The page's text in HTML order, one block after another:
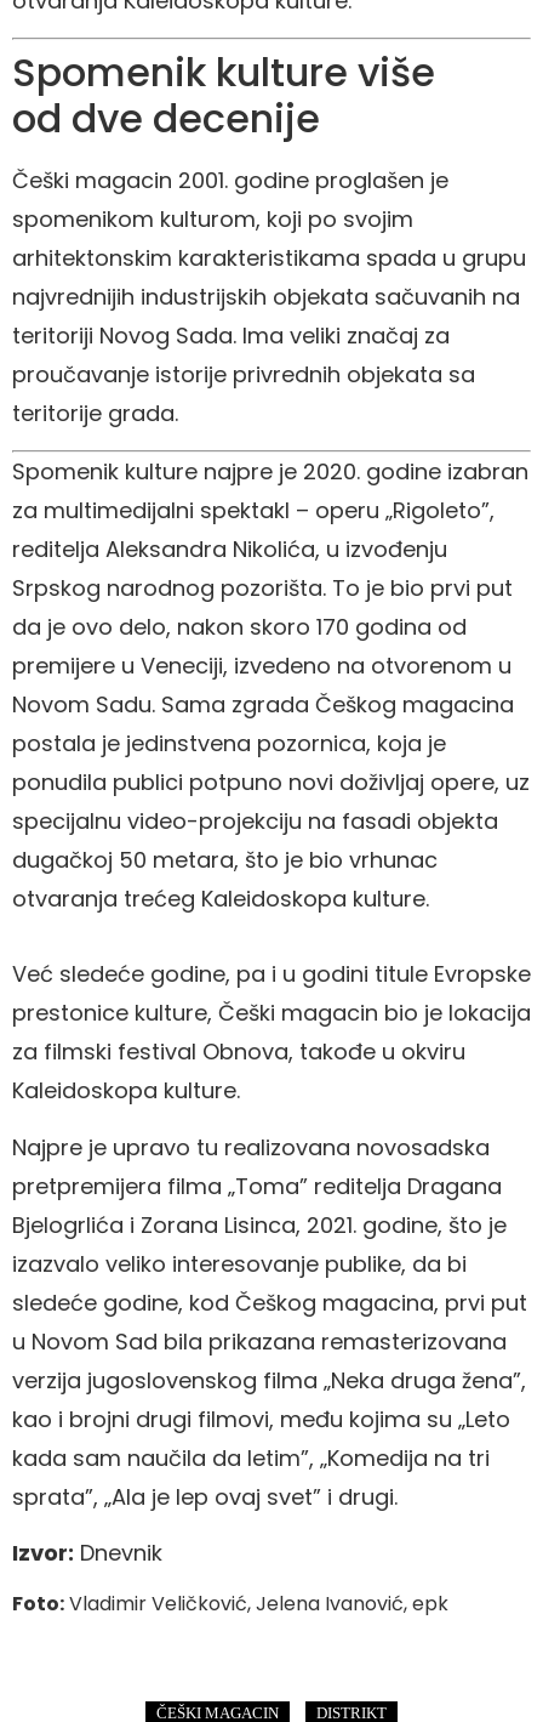
Spomenik kulture više
od dve decenije
Češki magacin 2001. godine proglašen je
spomenikom kulturom, koji po svojim
arhitektonskim karakteristikama spada u grupu
najvrednijih industrijskih objekata sačuvanih na
teritoriji Novog Sada. Ima veliki značaj za
proučavanje istorije privrednih objekata sa
teritorije grada.
Spomenik kulture najpre je 2020. godine izabran
za multimedijalni spektakl – operu „Rigoleto”,
reditelja Aleksandra Nikolića, u izvođenju
Srpskog narodnog pozorišta. To je bio prvi put
da je ovo delo, nakon skoro 170 godina od
premijere u Veneciji, izvedeno na otvorenom u
Novom Sadu. Sama zgrada Češkog magacina
postala je jedinstvena pozornica, koja je
ponudila publici potpuno novi doživljaj opere, uz
specijalnu video-projekciju na fasadi objekta
dugačkoj 50 metara, što je bio vrhunac
otvaranja trećeg Kaleidoskopa kulture.
Već sledeće godine, pa i u godini titule Evropske
prestonice kulture, Češki magacin bio je lokacija
za filmski festival Obnova, takođe u okviru
Kaleidoskopa kulture.
Najpre je upravo tu realizovana novosadska
pretpremijera filma „Toma” reditelja Dragana
Bjelogrlića i Zorana Lisinca, 2021. godine, što je
izazvalo veliko interesovanje publike, da bi
sledeće godine, kod Češkog magacina, prvi put
u Novom Sad bila prikazana remasterizovana
verzija jugoslovenskog filma „Neka druga žena”,
kao i brojni drugi filmovi, među kojima su „Leto
kada sam naučila da letim”, „Komedija na tri
sprata”, „Ala je lep ovaj svet” i drugi.
Izvor: Dnevnik
Foto:Vladimir Veličković, Jelena Ivanović, epk
ČEŠKI MAGACIN DISTRIKT